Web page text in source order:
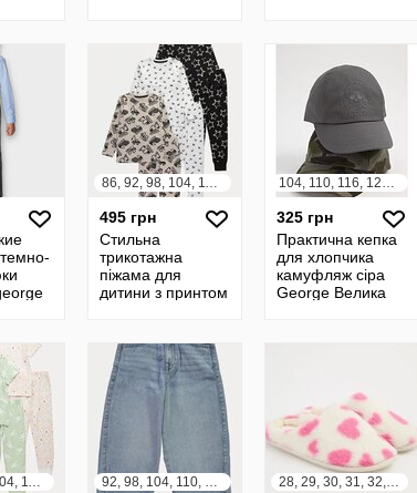
86, 92, 98, 104, 110, 116, 122, 128
495 грн
Стильна
трикотажна
піжама для
дитини з принтом
104, 110, 116, 122, 128, 134, 140, 146, 152
325 грн
Практична кепка
для хлопчика
камуфляж сіра
George Велика
86, 92, 98, 104, 110, 116, 122, 128 92, 98, 104, 110, 116, 122, 128, 134, 140, 146, 152, 158, 164 28, 29, 30, 31, 32, 33, 34, 35, 36, 37, 38, 39